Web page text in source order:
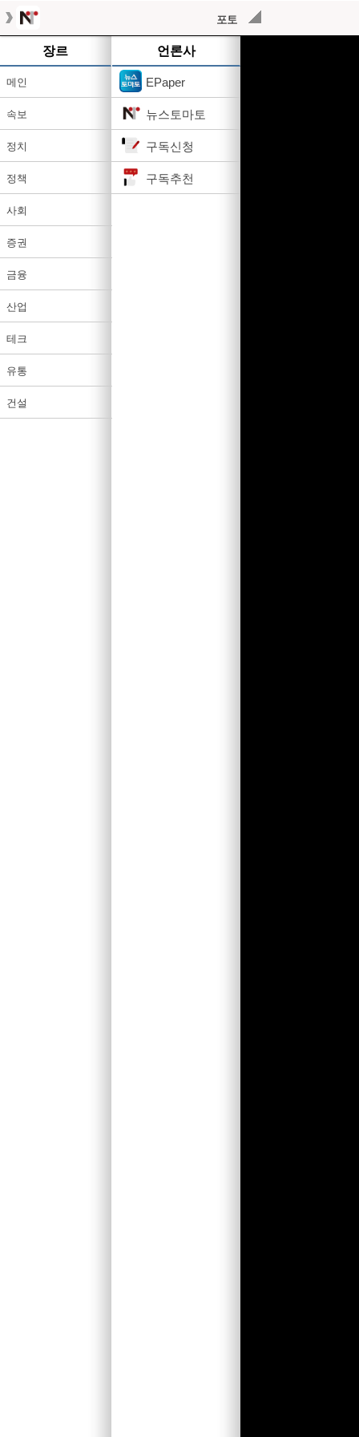
포토
장르
메인
속보
정치
정책
사회
증권
금융
산업
테크
유통
건설
언론사
EPaper
뉴스토마토
구독신청
구독추천
작성된 기사가 없습니다.